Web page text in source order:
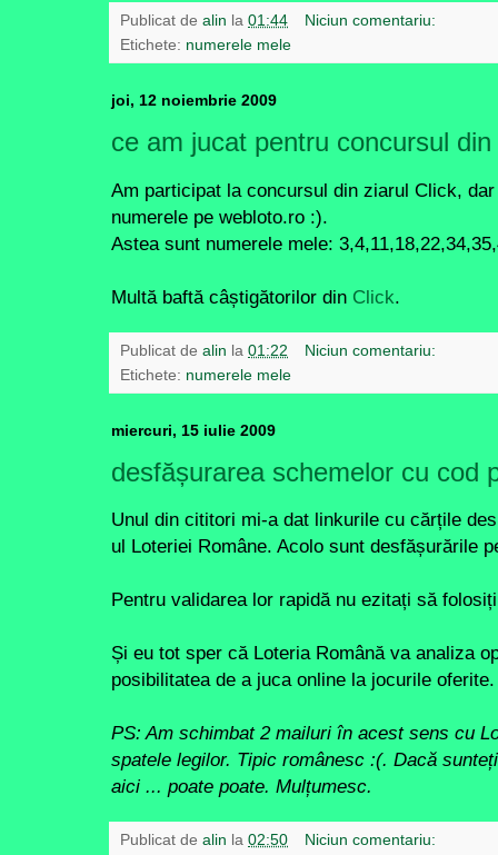
Publicat de alin la 01:44
Niciun comentariu:
Etichete: numerele mele
joi, 12 noiembrie 2009
ce am jucat pentru concursul
Am participat la concursul din ziarul Click,
numerele pe webloto.ro :).
Astea sunt numerele mele:
Multă baftă câștigătorilor din Click.
Publicat de alin la 01:22
Niciun comentariu:
Etichete: numerele mele
miercuri, 15 iulie 2009
desfășurarea schemelor cu cod
Unul din cititori mi-a dat linkurile cu cărțile
ul Loteriei Române. Acolo sunt desfășurările
Pentru validarea lor rapidă nu ezitați să
Și eu tot sper că Loteria Română va analiza
posibilitatea de a juca online la jocurile oferite.
PS: Am schimbat 2 mailuri în acest sens cu
spatele legilor. Tipic românesc :(. Dacă
aici ... poate poate. Mulțumesc.
Publicat de alin la 02:50 Niciun comentariu: